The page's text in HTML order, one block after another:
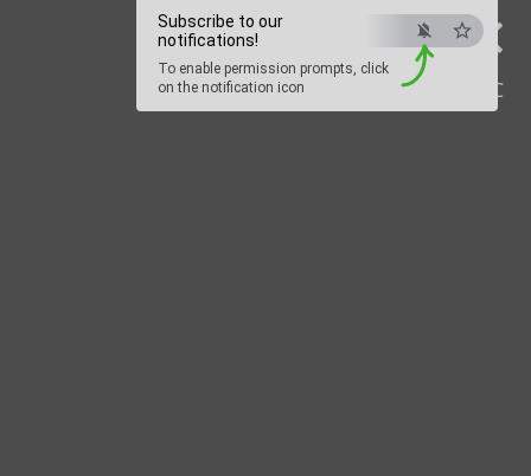
×
ESC
Subscribe to our
notifications!
To enable permission prompts, click
on the notification icon